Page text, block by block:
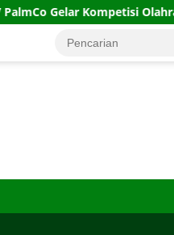
Kompetisi Olahraga